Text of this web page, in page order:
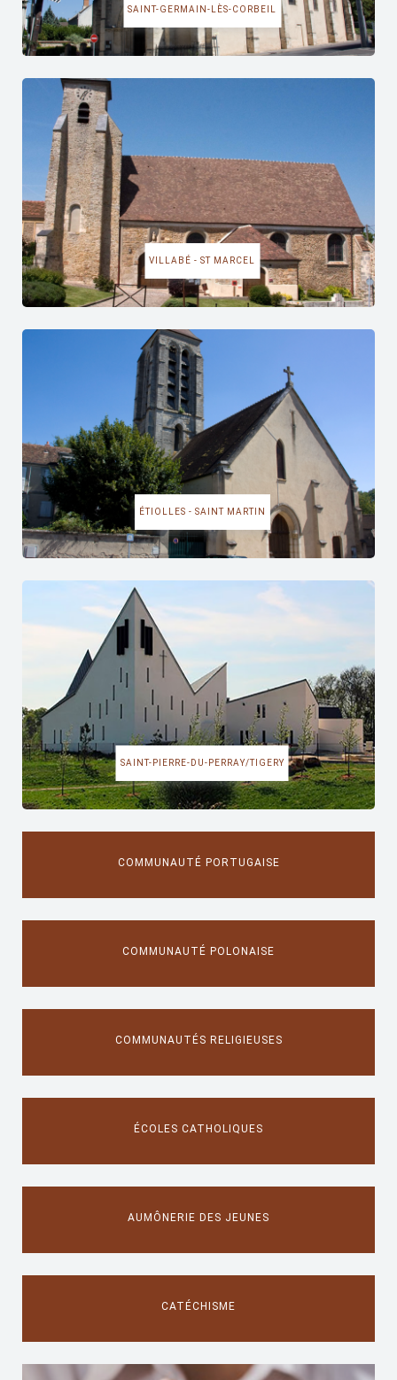
SAINT-GERMAIN-LÈS-CORBEIL
VILLABÉ - ST MARCEL
ÉTIOLLES - SAINT MARTIN
SAINT-PIERRE-DU-PERRAY/TIGERY
COMMUNAUTÉ PORTUGAISE
COMMUNAUTÉ POLONAISE
COMMUNAUTÉS RELIGIEUSES
ÉCOLES CATHOLIQUES
AUMÔNERIE DES JEUNES
CATÉCHISME